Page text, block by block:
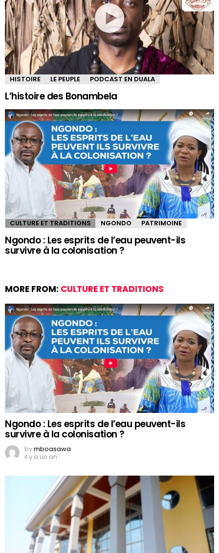
HISTOIRE LE PEUPLE PODCAST EN DUALA
L’histoire des Bonambela
CULTURE ET TRADITIONS NGONDO PATRIMOINE
Ngondo : Les esprits de l’eau peuvent-ils
survivre à la colonisation ?
MORE FROM: CULTURE ET TRADITIONS
Ngondo : Les esprits de l’eau peuvent-ils
survivre à la colonisation ?
bymboasawa
il y a un an